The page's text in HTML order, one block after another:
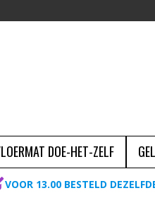
DOE-HET-ZELF
VOOR 13.00 BESTELD